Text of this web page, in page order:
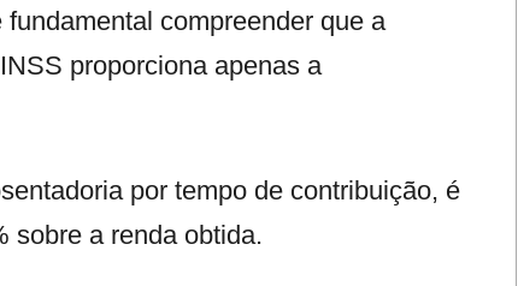
compreender que a
proporciona apenas a
por tempo de contribuição, é
sobre a renda obtida.